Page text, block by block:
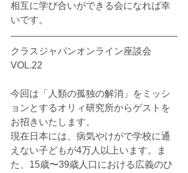
相互に学び合いができる会になれば幸
いです。
クラスジャパンオンライン座談会
VOL.22
今回は「人類の孤独の解消」をミッシ
ョンとするオリィ研究所からゲストを
お招きいたします。
現在日本には、病気やけがで学校に通
えない子どもが4万人以上います。ま
た、15歳〜39歳人口における広義のひ